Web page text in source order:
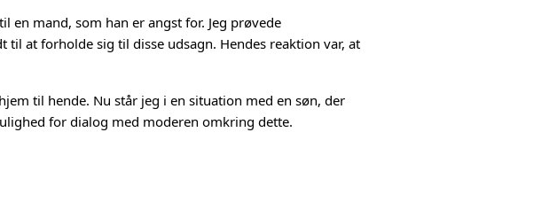
en mand, som han er angst for. Jeg prøvede
at forholde sig til disse udsagn. Hendes reaktion var, at
til hende. Nu står jeg i en situation med en søn, der
for dialog med moderen omkring dette.